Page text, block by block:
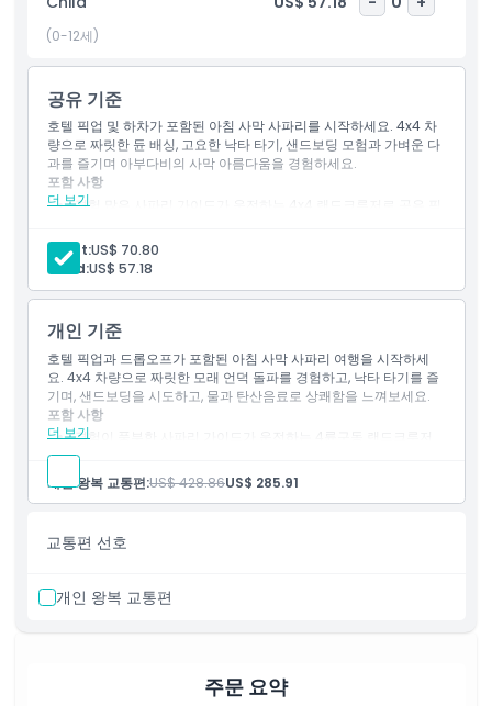
아동 성인 정책
적합하지 않은 대상
운영 시간
알아야 할 사항
복장 규정
취소 정책
(0-12세)
공유 기준
호텔 픽업 및 하차가 포함된 아침 사막 사파리를 시작하세요. 4x4 차
량으로 짜릿한 듄 배싱, 고요한 낙타 타기, 샌드보딩 모험과 가벼운 다
과를 즐기며 아부다비의 사막 아름다움을 경험하세요.
더 보기
포함 사항
경험 많은 사파리 가이드가 운전하는 4x4 랜드크루저로 공유 픽
픽업 시간은 오전 7시 30분부터 오전 8시까지
4X4 랜드크루저로 듄 배쉬
낙타 타기
샌드보딩 세션
참고: 공유 랜드크루저 예약 시 최소 3명의 손님이 필요하며, 개
인 예약 시 최소 인원 제한 없음
Adult:US$ 70.80
Child:US$ 57.18
개인 기준
호텔 픽업과 드롭오프가 포함된 아침 사막 사파리 여행을 시작하세
요. 4x4 차량으로 짜릿한 모래 언덕 돌파를 경험하고, 낙타 타기를 즐
기며, 샌드보딩을 시도하고, 물과 탄산음료로 상쾌함을 느껴보세요.
더 보기
포함 사항
경험이 풍부한 사파리 가이드가 운전하는 4륜구동 랜드크루저
를 통한 개인 픽업 및 하차
4륜구동 랜드크루저를 이용한 듄 배쉬
낙타 타기
개인 왕복 교통편:US$ 428.86US$ 285.91
교통편 선호
개인 왕복 교통편
주문 요약